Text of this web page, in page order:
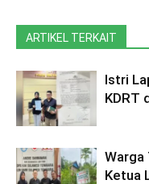
ARTIKEL TERKAIT
Istri
KDRT
Warga
Ketua